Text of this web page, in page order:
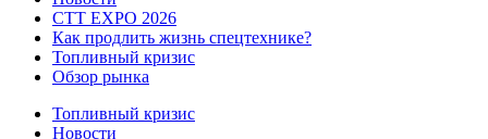
CTT EXPO 2026
Как продлить жизнь спецтехнике?
Топливный кризис
Обзор рынка
Топливный кризис
Новости